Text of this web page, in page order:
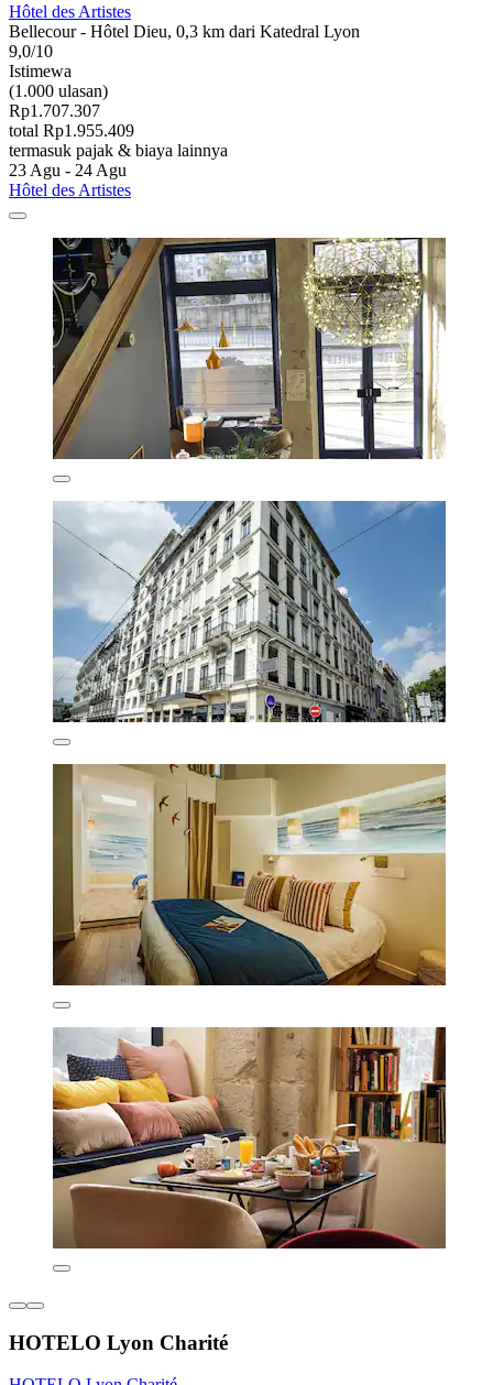
Hôtel des Artistes
Bellecour - Hôtel Dieu, 0,3 km dari Katedral Lyon
9,0/10
Istimewa
(1.000 ulasan)
Rp1.707.307
total Rp1.955.409
termasuk pajak & biaya lainnya
23 Agu - 24 Agu
Hôtel des Artistes
HOTELO Lyon Charité